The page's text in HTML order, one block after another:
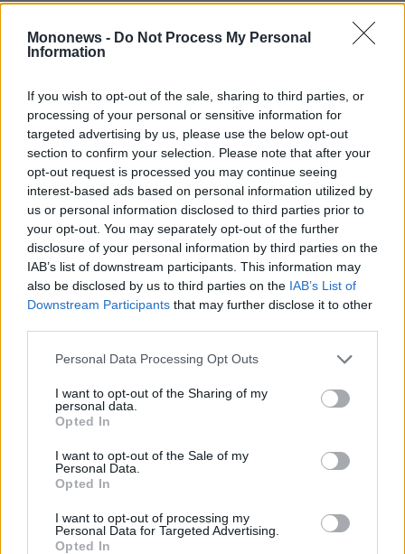
Mononews - Do Not Process My Personal
Information
If you wish to opt-out of the sale, sharing to third parties, or
processing of your personal or sensitive information for
targeted advertising by us, please use the below opt-out
section to confirm your selection. Please note that after your
opt-out request is processed you may continue seeing
interest-based ads based on personal information utilized by
us or personal information disclosed to third parties prior to
your opt-out. You may separately opt-out of the further
disclosure of your personal information by third parties on the
IAB’s list of downstream participants. This information may
also be disclosed by us to third parties on the IAB’s List of
Downstream Participants that may further disclose it to other
Personal Data Processing Opt Outs
I want to opt-out of the Sharing of my
personal data.
Opted In
I want to opt-out of the Sale of my
Personal Data.
Opted In
I want to opt-out of processing my
Personal Data for Targeted Advertising.
Opted In
Το θέμα έφθασε στο ανώτατο δικαστήριο από
το Ειρηνοδικείο Ιωαννίνων, αφού δεκάδες
δικαστήρια σε όλη την επικράτεια αποφάσιζαν
διαφορετικά για τον υπολογισμό των τόκων.
Στη δίκη που διεξήχθη το Φεβρουάριο του
2025 και η τότε Εισαγγελέας του Αρείου
δανειοληπτών, εισηγούμενη οι τόκοι να
υπολογίζονται στη μηνιαία δόση και όχι στο
σύνολο της οφειλής.
Αρείου Πάγου ΕΔΩ
260605161505_apofasi-a-p